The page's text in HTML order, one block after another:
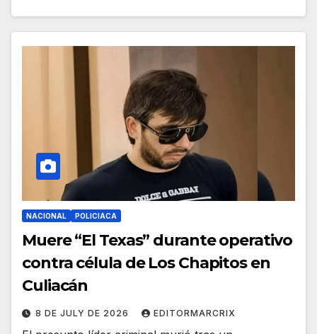
NACIONAL POLICIACA
Muere “El Texas” durante operativo
contra célula de Los Chapitos en
Culiacán
8 DE JULY DE 2026 EDITORMARCRIX